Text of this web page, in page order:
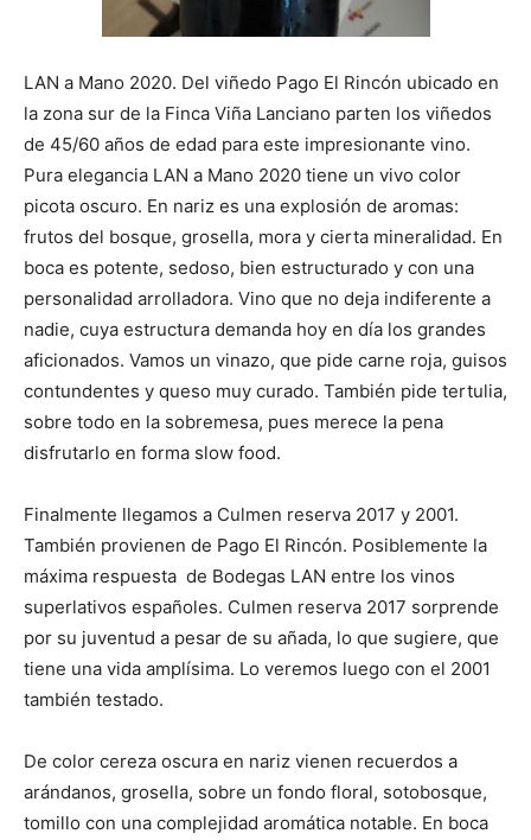
LAN a Mano 2020. Del viñedo Pago El Rincón ubicado en
la zona sur de la Finca Viña Lanciano parten los viñedos
de 45/60 años de edad para este impresionante vino.
Pura elegancia LAN a Mano 2020 tiene un vivo color
picota oscuro. En nariz es una explosión de aromas:
frutos del bosque, grosella, mora y cierta mineralidad. En
boca es potente, sedoso, bien estructurado y con una
personalidad arrolladora. Vino que no deja indiferente a
nadie, cuya estructura demanda hoy en día los grandes
aficionados. Vamos un vinazo, que pide carne roja, guisos
contundentes y queso muy curado. También pide tertulia,
sobre todo en la sobremesa, pues merece la pena
disfrutarlo en forma slow food.
Finalmente llegamos a Culmen reserva 2017 y 2001.
También provienen de Pago El Rincón. Posiblemente la
máxima respuesta de Bodegas LAN entre los vinos
superlativos españoles. Culmen reserva 2017 sorprende
por su juventud a pesar de su añada, lo que sugiere, que
tiene una vida amplísima. Lo veremos luego con el 2001
también testado.
De color cereza oscura en nariz vienen recuerdos a
arándanos, grosella, sobre un fondo floral, sotobosque,
tomillo con una complejidad aromática notable. En boca